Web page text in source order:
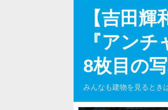
【吉田
『アン
8枚目の
みんなも建物を見るとき